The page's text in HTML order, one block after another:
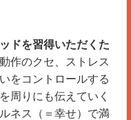
ドを習得いただくた
作のクセ、ストレス
をコントロールする
周りにも伝えていく
ネス（＝幸せ）で満